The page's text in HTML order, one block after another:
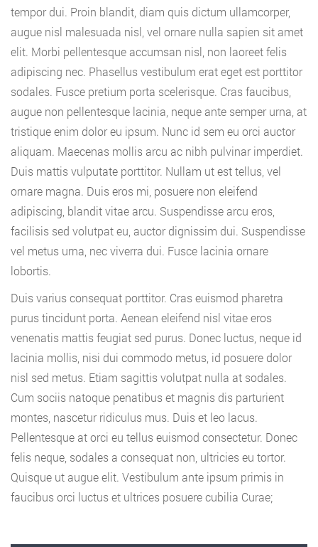
tempor dui. Proin blandit, diam quis dictum ullamcorper,
augue nisl malesuada nisl, vel ornare nulla sapien sit amet
elit. Morbi pellentesque accumsan nisl, non laoreet felis
adipiscing nec. Phasellus vestibulum erat eget est porttitor
sodales. Fusce pretium porta scelerisque. Cras faucibus,
augue non pellentesque lacinia, neque ante semper urna, at
tristique enim dolor eu ipsum. Nunc id sem eu orci auctor
aliquam. Maecenas mollis arcu ac nibh pulvinar imperdiet.
Duis mattis vulputate porttitor. Nullam ut est tellus, vel
ornare magna. Duis eros mi, posuere non eleifend
adipiscing, blandit vitae arcu. Suspendisse arcu eros,
facilisis sed volutpat eu, auctor dignissim dui. Suspendisse
vel metus urna, nec viverra dui. Fusce lacinia ornare
lobortis.
Duis varius consequat porttitor. Cras euismod pharetra
purus tincidunt porta. Aenean eleifend nisl vitae eros
venenatis mattis feugiat sed purus. Donec luctus, neque id
lacinia mollis, nisi dui commodo metus, id posuere dolor
nisl sed metus. Etiam sagittis volutpat nulla at sodales.
Cum sociis natoque penatibus et magnis dis parturient
montes, nascetur ridiculus mus. Duis et leo lacus.
Pellentesque at orci eu tellus euismod consectetur. Donec
felis neque, sodales a consequat non, ultricies eu tortor.
Quisque ut augue elit. Vestibulum ante ipsum primis in
faucibus orci luctus et ultrices posuere cubilia Curae;